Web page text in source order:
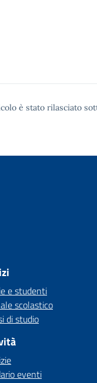
è stato rilasciato
e studenti
scolastico
di studio
eventi